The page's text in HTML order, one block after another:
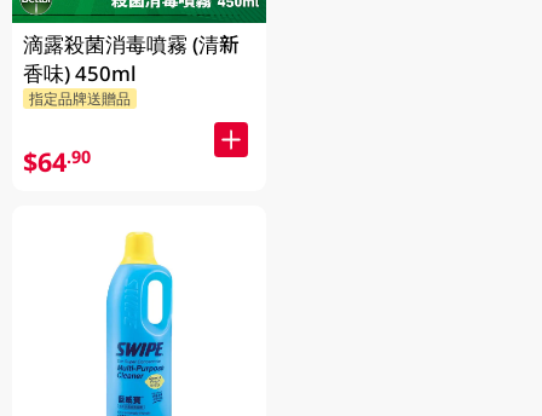
滴露殺菌消毒噴霧 (清新
香味) 450ml
指定品牌送贈品
$64.90